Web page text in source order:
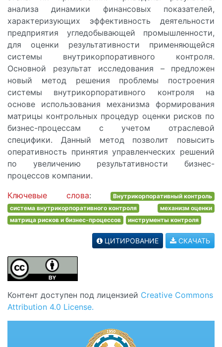
анализа динамики финансовых показателей,
характеризующих эффективность деятельности
предприятия угледобывающей промышленности,
для оценки результативности применяющейся
системы внутрикорпоративного контроля.
Основной результат исследования – предложен
новый метод решения проблемы построения
системы внутрикорпоративного контроля на
основе использования механизма формирования
матрицы контрольных процедур оценки рисков по
бизнес-процессам с учетом отраслевой
специфики. Данный метод позволит повысить
оперативность принятия управленческих решений
по увеличению результативности бизнес-
процессов компании.
Ключевые слова: Внутрикорпоративный контроль
система внутрикорпоративного контроля
механизм оценки
матрица рисков и бизнес-процессов
инструменты контроля
ЦИТИРОВАНИЕ СКАЧАТЬ
Контент доступен под лицензией Creative Commons
Attribution 4.0 License.